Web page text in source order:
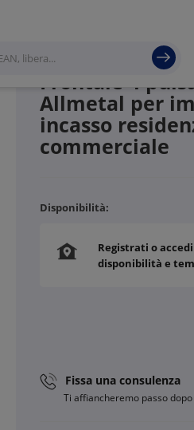
Frontale 4
Allmetal per
incasso
commerciale
Disponibilità:
Registrati o
disponibilità e
Fissa una consulenza
Ti affiancheremo passo